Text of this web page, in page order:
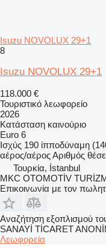
Isuzu NOVOLUX 29+1
8
Isuzu NOVOLUX 29+1
118.000 €
Τουριστικό λεωφορείο
2026
Κατάσταση καινούριο
Euro 6
Ισχύς 190 ίπποδύναμη
αέρος/αέροςΑριθμός
Τουρκία, İstanbul
MKC OTOMOTİV
Επικοινωνία με τον
Αναζήτηση εξοπλισμού
SANAYİ TİCARET
Λεωφορεία